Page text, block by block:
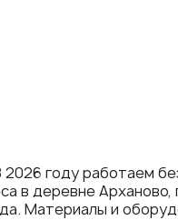
году работаем
в деревне
Материалы и